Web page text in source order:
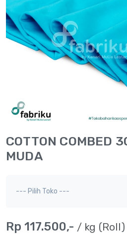
COTTON COMBED
MUDA
Rp 117.500,- / kg (Roll)